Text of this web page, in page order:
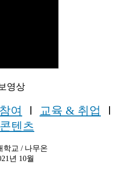
영상
여 Ⅰ 교육 & 취업
Ⅰ
텐츠
학교 / 나무온
년 10월